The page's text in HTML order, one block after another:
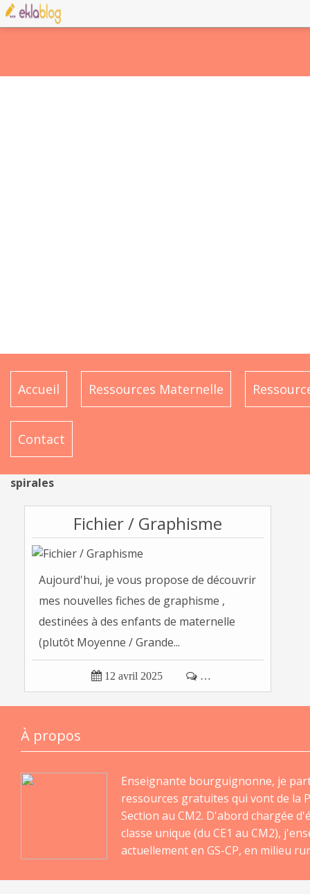
Accueil Ressources Maternelle
Contact
spirales
Fichier / Graphisme
Aujourd'hui, je vous propose de découvrir
mes nouvelles fiches de graphisme ,
destinées à des enfants de maternelle
(plutôt Moyenne / Grande...
 12 avril 2025  …
À propos
Enseignante bourguignonne, je
ressources gratuites qui vont de la
Section au CM2. D'abord chargée
classe unique (du CE1 au CM2),
actuellement en GS-CP, en milieu